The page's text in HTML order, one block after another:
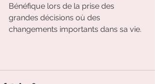
Bénéfique lors de la prise des
grandes décisions où des
changements importants dans sa vie.